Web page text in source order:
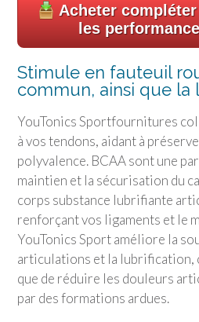
Acheter
les
Stimule en fauteuil
commun, ainsi que la
YouTonics Sportfournitures
à vos tendons, aidant à
polyvalence. BCAA sont une
maintien et la sécurisation du
corps substance lubrifiante
renforçant vos ligaments et le
YouTonics Sportaméliore la
articulations et la lubrification,
que de réduire les douleurs
par des formations ardues.